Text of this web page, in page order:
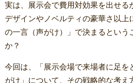
実は、展示会で費用対効果を出せる
デザインやノベルティの豪華さ以上
の一言（声がけ）」で決まるという
か？
今回は、「展示会場で来場者に足を
がけ」について、その戦略的な考え